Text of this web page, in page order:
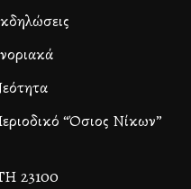
“Όσιος Νίκων”
23100